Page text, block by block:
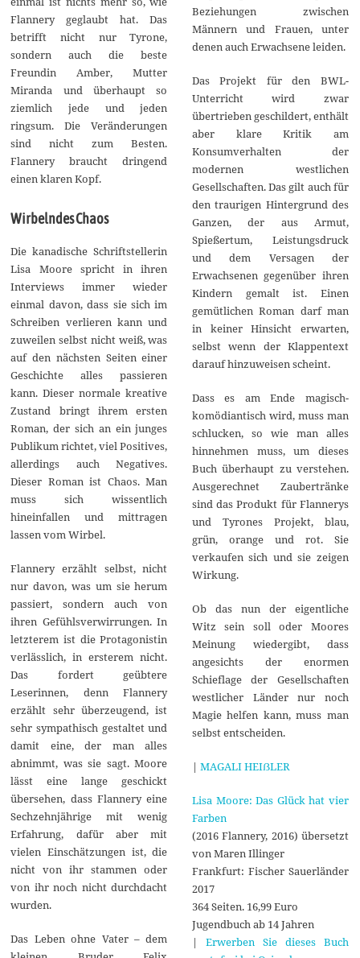
Flannery geglaubt hat. Das
betrifft nicht nur Tyrone,
sondern auch die beste
Freundin Amber, Mutter
Miranda und überhaupt so
ziemlich jede und jeden
ringsum. Die Veränderungen
sind nicht zum Besten.
Flannery braucht dringend
einen klaren Kopf.
Wirbelndes Chaos
Die kanadische Schriftstellerin
Lisa Moore spricht in ihren
Interviews immer wieder
einmal davon, dass sie sich im
Schreiben verlieren kann und
zuweilen selbst nicht weiß, was
auf den nächsten Seiten einer
Geschichte alles passieren
kann. Dieser normale kreative
Zustand bringt ihrem ersten
Roman, der sich an ein junges
Publikum richtet, viel Positives,
allerdings auch Negatives.
Dieser Roman ist Chaos. Man
muss sich wissentlich
hineinfallen und mittragen
lassen vom Wirbel.
Flannery erzählt selbst, nicht
nur davon, was um sie herum
passiert, sondern auch von
ihren Gefühlsverwirrungen. In
letzterem ist die Protagonistin
verlässlich, in ersterem nicht.
Das fordert geübtere
Leserinnen, denn Flannery
erzählt sehr überzeugend, ist
sehr sympathisch gestaltet und
damit eine, der man alles
abnimmt, was sie sagt. Moore
lässt eine lange geschickt
übersehen, dass Flannery eine
Sechzehnjährige mit wenig
Erfahrung, dafür aber mit
vielen Einschätzungen ist, die
nicht von ihr stammen oder
von ihr noch nicht durchdacht
wurden.
Das Leben ohne Vater – dem
Beziehungen zwischen
Männern und Frauen, unter
denen auch Erwachsene leiden.
Das Projekt für den BWL-
Unterricht wird zwar
übertrieben geschildert, enthält
aber klare Kritik am
Konsumverhalten der
modernen westlichen
Gesellschaften. Das gilt auch für
den traurigen Hintergrund des
Ganzen, der aus Armut,
Spießertum, Leistungsdruck
und dem Versagen der
Erwachsenen gegenüber ihren
Kindern gemalt ist. Einen
gemütlichen Roman darf man
in keiner Hinsicht erwarten,
selbst wenn der Klappentext
darauf hinzuweisen scheint.
Dass es am Ende magisch-
komödiantisch wird, muss man
schlucken, so wie man alles
hinnehmen muss, um dieses
Buch überhaupt zu verstehen.
Ausgerechnet Zaubertränke
sind das Produkt für Flannerys
und Tyrones Projekt, blau,
grün, orange und rot. Sie
verkaufen sich und sie zeigen
Wirkung.
Ob das nun der eigentliche
Witz sein soll oder Moores
Meinung wiedergibt, dass
angesichts der enormen
Schieflage der Gesellschaften
westlicher Länder nur noch
Magie helfen kann, muss man
selbst entscheiden.
| MAGALI HEIẞLER
Lisa Moore: Das Glück hat vier
Farben
(2016 Flannery, 2016) übersetzt
von Maren Illinger
Frankfurt: Fischer Sauerländer
2017
364 Seiten. 16,99 Euro
Jugendbuch ab 14 Jahren
| Erwerben Sie dieses Buch